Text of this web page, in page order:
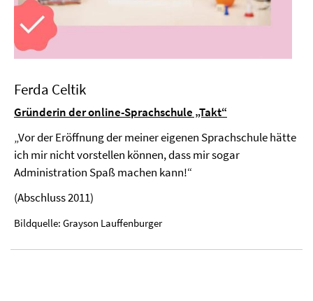
Ferda Celtik
Gründerin der online-Sprachschule „Takt“
„Vor der Eröffnung der meiner eigenen Sprachschule hätte
ich mir nicht vorstellen können, dass mir sogar
Administration Spaß machen kann!“
(Abschluss 2011)
Bildquelle: Grayson Lauffenburger